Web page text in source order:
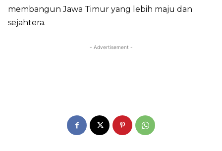
membangun Jawa Timur yang lebih maju dan
sejahtera.
- Advertisement -